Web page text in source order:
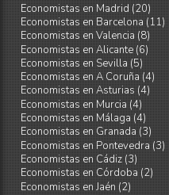
Economistas en Madrid (20)
Economistas en Barcelona (11)
Economistas en Valencia (8)
Economistas en Alicante (6)
Economistas en Sevilla (5)
Economistas en A Coruña (4)
Economistas en Asturias (4)
Economistas en Murcia (4)
Economistas en Málaga (4)
Economistas en Granada (3)
Economistas en Pontevedra (3)
Economistas en Cádiz (3)
Economistas en Córdoba (2)
Economistas en Jaén (2)